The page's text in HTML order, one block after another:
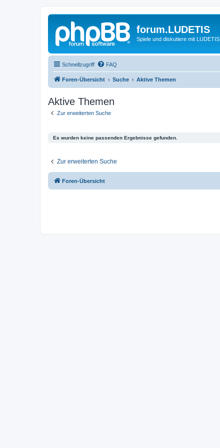
forum.LUDETIS
Spiele und diskutiere mit LUDETIS.
Schnellzugriff FAQ
Foren-Übersicht Suche Aktive Themen
Aktive Themen
Zur erweiterten Suche
Es wurden keine passenden Ergebnisse gefunden.
Zur erweiterten Suche
Foren-Übersicht